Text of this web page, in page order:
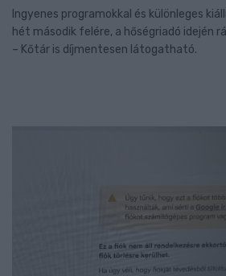
Ingyenes programokkal és különleges
hét második felére, a hőségriadó idején
– Kőtár is díjmentesen látogatható.